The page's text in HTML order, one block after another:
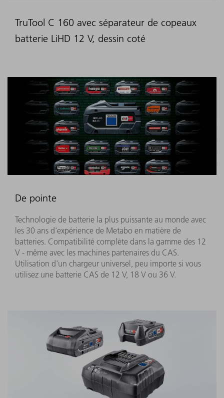
TruTool C 160 avec séparateur de copeaux
batterie LiHD 12 V, dessin coté
De pointe
Technologie de batterie la plus puissante au monde avec
les 30 ans d'expérience de Metabo en matière de
batteries. Compatibilité complète dans la gamme des 12
V - même avec les machines partenaires du CAS.
Utilisation d'un chargeur universel, peu importe si vous
utilisez une batterie CAS de 12 V, 18 V ou 36 V.